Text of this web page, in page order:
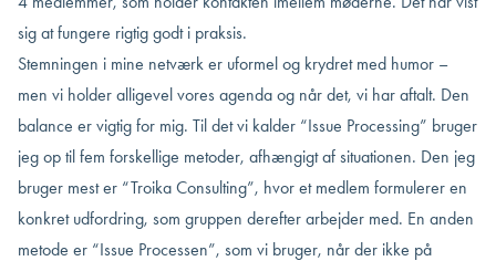
sig at fungere rigtig godt i praksis.
Stemningen i mine netværk er uformel og krydret med humor –
men vi holder alligevel vores agenda og når det, vi har aftalt. Den
balance er vigtig for mig. Til det vi kalder “Issue Processing” bruger
jeg op til fem forskellige metoder, afhængigt af situationen. Den jeg
bruger mest er “Troika Consulting”, hvor et medlem formulerer en
konkret udfordring, som gruppen derefter arbejder med. En anden
metode er “Issue Processen”, som vi bruger, når der ikke på